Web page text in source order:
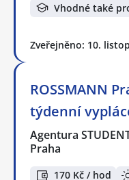
Vhodné také
Zveřejněno: 10.
ROSSMANN
týdenní
Agentura
Praha
170 Kč / hod